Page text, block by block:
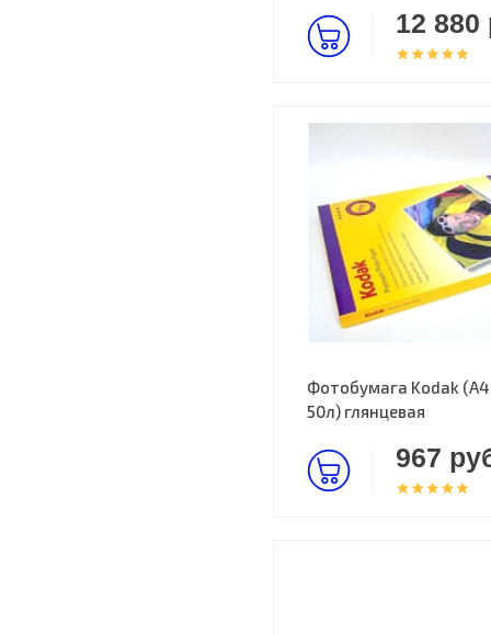
12 880
Фотобумага Kodak
50л) глянцевая
967